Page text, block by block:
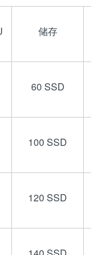
储存
60 SSD
100 SSD
120 SSD